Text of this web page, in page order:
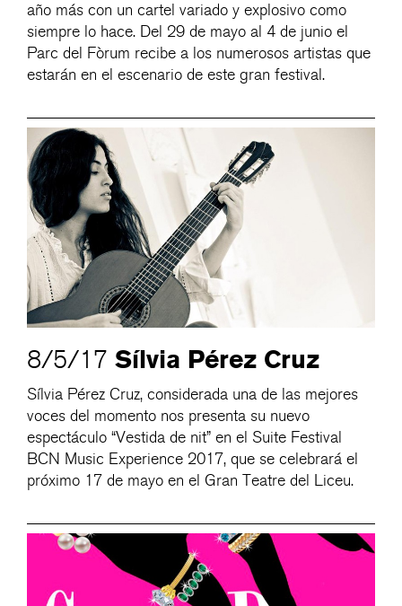
año más con un cartel variado y explosivo como
siempre lo hace. Del 29 de mayo al 4 de junio el
Parc del Fòrum recibe a los numerosos artistas que
estarán en el escenario de este gran festival.
8/5/17 Sílvia Pérez Cruz
Sílvia Pérez Cruz, considerada una de las mejores
voces del momento nos presenta su nuevo
espectáculo “Vestida de nit” en el Suite Festival
BCN Music Experience 2017, que se celebrará el
próximo 17 de mayo en el Gran Teatre del Liceu.